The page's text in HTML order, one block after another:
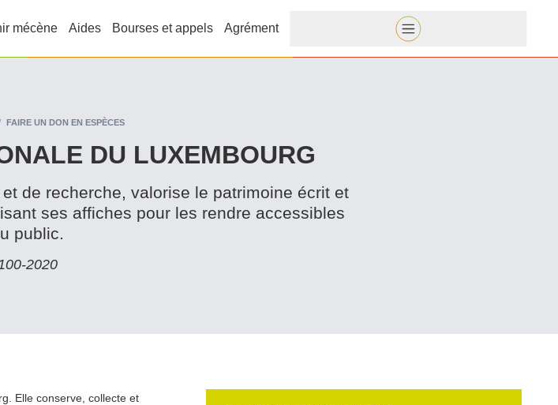
mécène Aides Bourses et appels Agrément
FAIRE UN DON EN ESPÈCES
DU LUXEMBOURG
de recherche, valorise le patrimoine écrit et
ses affiches pour les rendre accessibles
public.
Elle conserve, collecte et